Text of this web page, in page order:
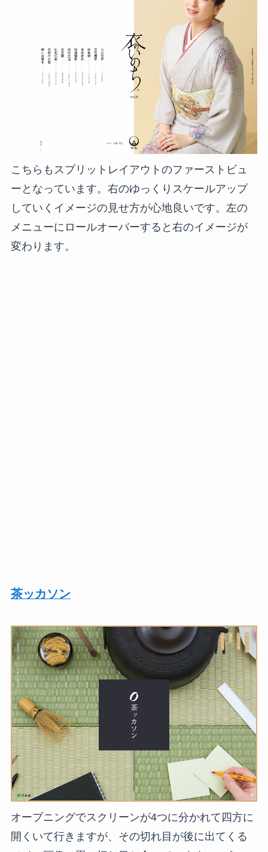
こちらもスプリットレイアウトのファーストビュ
ーとなっています。右のゆっくりスケールアップ
していくイメージの見せ方が心地良いです。左の
メニューにロールオーバーすると右のイメージが
変わります。
茶ッカソン
オープニングでスクリーンが4つに分かれて四方に
開くいて行きますが、その切れ目が後に出てくる